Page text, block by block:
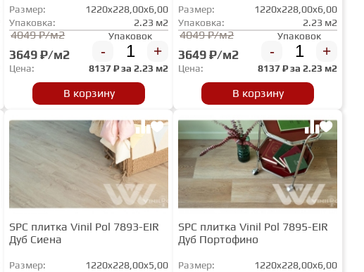
Размер:
1220x228,00x6,00
Упаковка:
2.23 м2
4049 ₽/м2
3649 ₽/м2
Упаковок
- +
Цена: 8137₽ за2.23 м2
В корзину
Размер:
1220x228,00x6,00
Упаковка:
2.23 м2
4049 ₽/м2
3649 ₽/м2
Упаковок
- +
Цена: 8137₽ за2.23 м2
В корзину
SPC плитка Vinil Pol 7893-EIR
Дуб Сиена
Размер:
1220x228,00x5,00
SPC плитка Vinil Pol 7895-EIR
Дуб Портофино
Размер:
1220x228,00x6,00